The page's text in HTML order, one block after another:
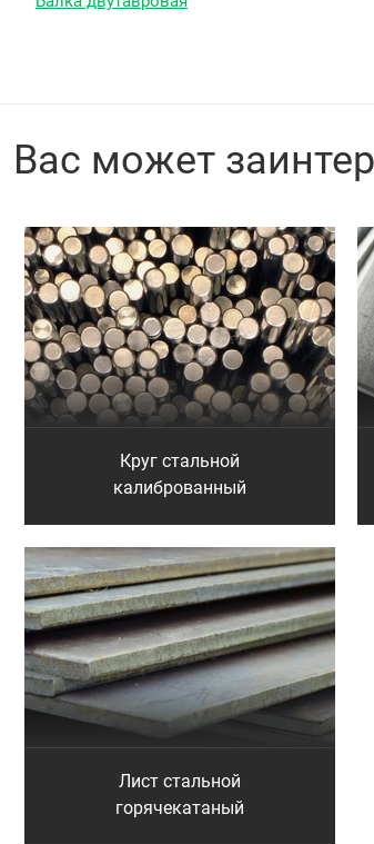
Вас может
Круг стальной
калиброванный
Лист стальной
горячекатаный